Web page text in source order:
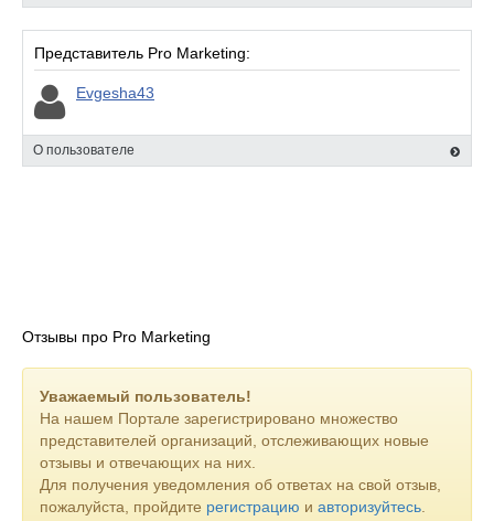
Представитель Pro Marketing:
Evgesha43
О пользователе
Отзывы про Pro Marketing
Уважаемый пользователь!
На нашем Портале зарегистрировано множество
представителей организаций, отслеживающих новые
отзывы и отвечающих на них.
Для получения уведомления об ответах на свой отзыв,
пожалуйста, пройдите регистрацию и авторизуйтесь